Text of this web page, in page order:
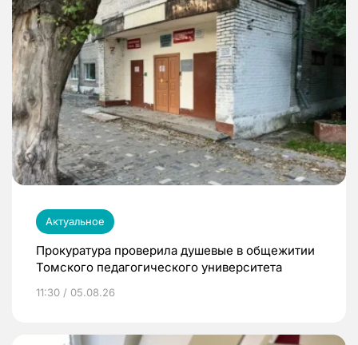
Актуальное
Прокуратура проверила душевые в общежитии
Томского педагогического университета
11:30 / 05.08.26